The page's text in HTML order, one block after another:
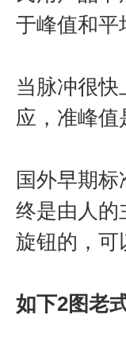
于峰值和平
当脉冲很
应，准峰
国外早期
终是由人的
旋钮的，可
如下2图老